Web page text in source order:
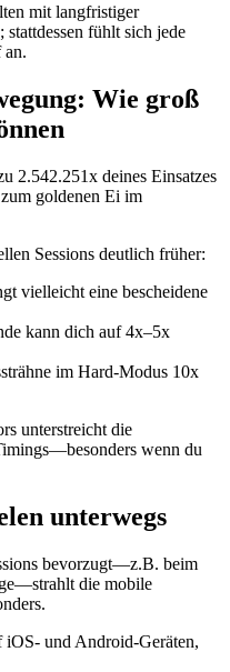
mit langfristiger
fühlt sich jede
an.
Wie groß
2.542.251x deines Einsatzes
goldenen Ei im
Sessions deutlich früher:
vielleicht eine bescheidene
kann dich auf 4x–5x
im Hard‑Modus 10x
unterstreicht die
wenn du
unterwegs
bevorzugt—z.B. beim
die mobile
und Android‑Geräten,